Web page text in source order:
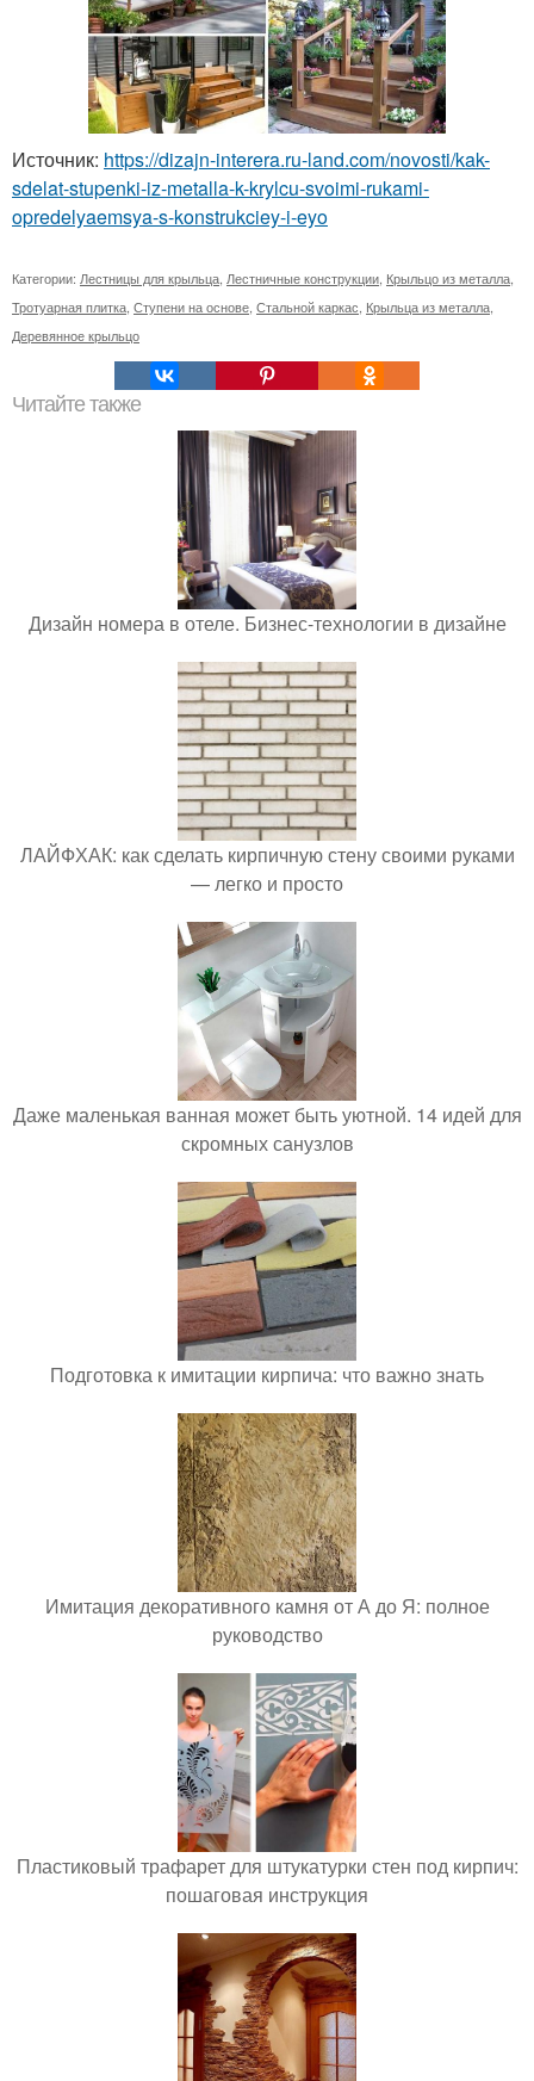
Источник: https://dizajn-interera.ru-land.com/novosti/kak-
sdelat-stupenki-iz-metalla-k-krylcu-svoimi-rukami-
opredelyaemsya-s-konstrukciey-i-eyo
Категории: Лестницы для крыльца Лестничные конструкции Крыльцо из металла
Тротуарная плитка Ступени на основе Стальной каркас Крыльца из металла
Деревянное крыльцо
Читайте также
Дизайн номера в отеле. Бизнес-технологии в дизайне
ЛАЙФХАК: как сделать кирпичную стену своими руками
— легко и просто
Даже маленькая ванная может быть уютной. 14 идей для
скромных санузлов
Подготовка к имитации кирпича: что важно знать
Имитация декоративного камня от А до Я: полное
руководство
Пластиковый трафарет для штукатурки стен под кирпич:
пошаговая инструкция